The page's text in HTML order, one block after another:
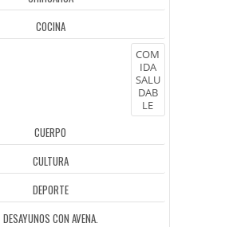
COCINA
COM
IDA
SALU
DAB
LE
CUERPO
CULTURA
DEPORTE
DESAYUNOS CON AVENA.